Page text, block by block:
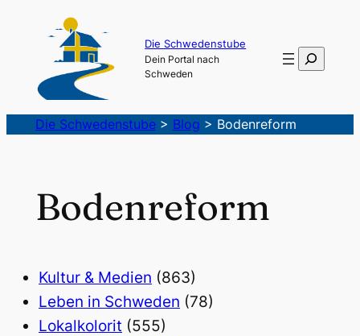
Die Schwedenstube
Dein Portal nach
Schweden
Suchen
Die Schwedenstube> Blog > Bodenreform
Bodenreform
Kultur & Medien (863)
Leben in Schweden (78)
Lokalkolorit (555)